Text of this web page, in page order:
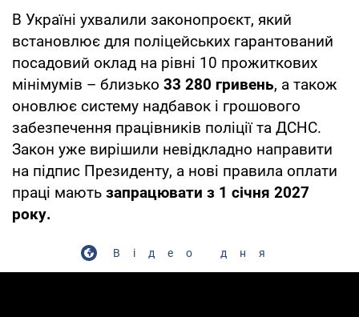
В Україні ухвалили законопроєкт, який
встановлює для поліцейських гарантований
посадовий оклад на рівні 10 прожиткових
мінімумів – близько 33 280 гривень, а також
оновлює систему надбавок і грошового
забезпечення працівників поліції та ДСНС.
Закон уже вирішили невідкладно направити
на підпис Президенту, а нові правила оплати
праці мають запрацювати з 1 січня 2027
року.
Відео дня